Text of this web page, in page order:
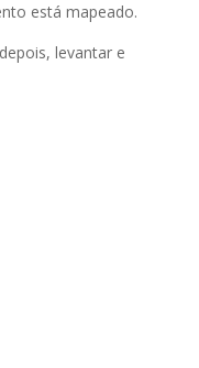
está mapeado.
levantar e